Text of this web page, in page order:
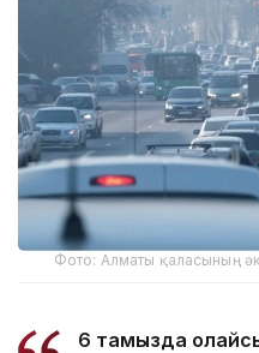
Фото: Алматы қаласының
6 тамызда